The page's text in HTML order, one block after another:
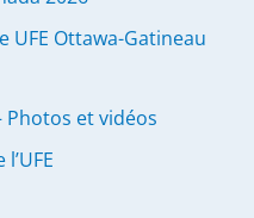
UFE Ottawa-Gatineau
Photos et vidéos